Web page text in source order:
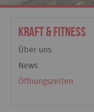
Kraft & Fitness
Über uns
News
Öffnungszeiten